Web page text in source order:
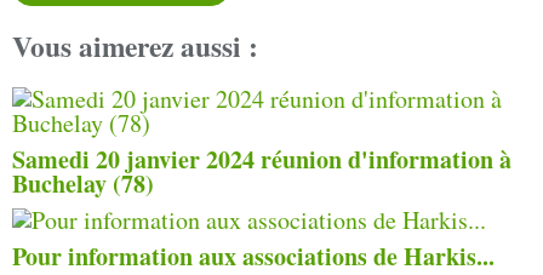
Vous aimerez aussi :
Samedi 20 janvier 2024 réunion d'information à
Buchelay (78)
Pour information aux associations de Harkis...